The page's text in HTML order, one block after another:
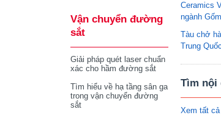
Vận chuyển đường
sắt
Giải pháp quét laser chuẩn
xác cho hầm đường sắt
Tìm hiểu về hạ tầng sân ga
trong vận chuyển đường
sắt
Ceramics
ngành
Tàu chở
Trung
Tìm nội
Xem tất